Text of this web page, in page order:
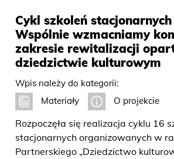
Cykl szkoleń
Wspólnie wzmacniamy
zakresie rewitalizacji
dziedzictwie kulturowym
Wpis należy do kategorii:
Materiały
O projekcie
Rozpoczęła się realizacja cyklu 16
stacjonarnych organizowanych w
Partnerskiego „Dziedzictwo